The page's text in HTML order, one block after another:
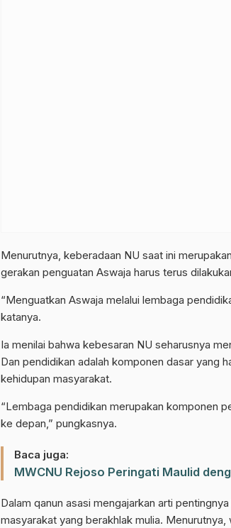
Gabung
Dapatkan info kegiatan, kajian, dan
Menurutnya, keberadaan NU saat ini
gerakan penguatan Aswaja harus terus
“Menguatkan Aswaja melalui lembaga
katanya.
Ia menilai bahwa kebesaran NU seharusnya
Dan pendidikan adalah komponen dasar yang
kehidupan masyarakat.
“Lembaga pendidikan merupakan komponen
ke depan,” pungkasnya.
Baca juga:
MWCNU Rejoso Peringati Maulid
Dalam qanun asasi mengajarkan arti
masyarakat yang berakhlak mulia.